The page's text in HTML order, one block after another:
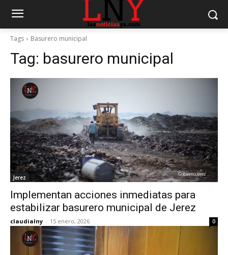
Tags Basurero municipal
Tag: basurero municipal
Jerez
Implementan acciones inmediatas para
estabilizar basurero municipal de Jerez
claudialny - 15 enero, 2026 0